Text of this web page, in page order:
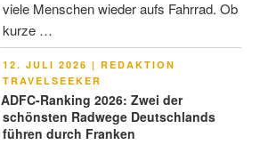
viele Menschen wieder aufs Fahrrad. Ob
kurze …
VERÖFFENTLICHT
AM
12. JULI 2026 | REDAKTION
TRAVELSEEKER
ADFC-Ranking 2026: Zwei der
schönsten Radwege Deutschlands
führen durch Franken